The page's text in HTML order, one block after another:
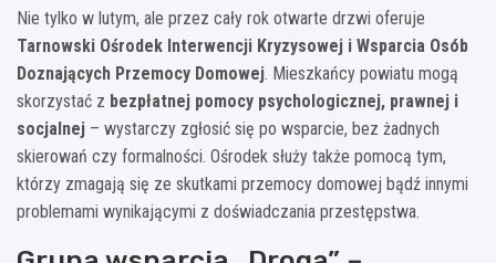
Nie tylko w lutym, ale przez cały rok otwarte drzwi oferuje
Tarnowski Ośrodek Interwencji Kryzysowej i Wsparcia Osób
Doznających Przemocy Domowej. Mieszkańcy powiatu mogą
skorzystać z bezpłatnej pomocy psychologicznej, prawnej i
socjalnej – wystarczy zgłosić się po wsparcie, bez żadnych
skierowań czy formalności. Ośrodek służy także pomocą tym,
którzy zmagają się ze skutkami przemocy domowej bądź innymi
problemami wynikającymi z doświadczania przestępstwa.